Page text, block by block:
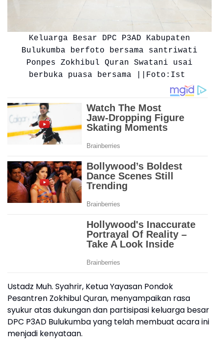
Keluarga Besar DPC P3AD Kabupaten
Bulukumba berfoto bersama santriwati
Ponpes Zokhibul Quran Swatani usai
berbuka puasa bersama ||Foto:Ist
Ustadz Muh. Syahrir, Ketua Yayasan Pondok
Pesantren Zokhibul Quran, menyampaikan rasa
syukur atas dukungan dan partisipasi keluarga besar
DPC P3AD Bulukumba yang telah membuat acara ini
menjadi kenyataan.